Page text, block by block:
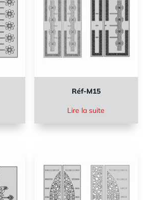
Réf-M15
Lire la suite